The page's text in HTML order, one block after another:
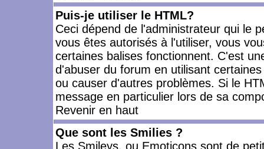
Puis-je utiliser le HTML?
Ceci dépend de l'administrateur qui le
vous êtes autorisés à l'utiliser, vous
certaines balises fonctionnent. C'est
d'abuser du forum en utilisant
ou causer d'autres problèmes. Si le
message en particulier lors de sa
Revenir en haut
Que sont les Smilies ?
Les Smileys, ou Emoticons sont de